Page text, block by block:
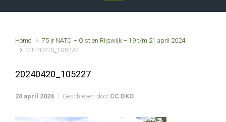
Home
75 jr NATO – Olst en Rijswijk – 19 t/m 21 april 2024
20240420_105227
20240420_105227
24 april 2024 Geschreven door CC DKO